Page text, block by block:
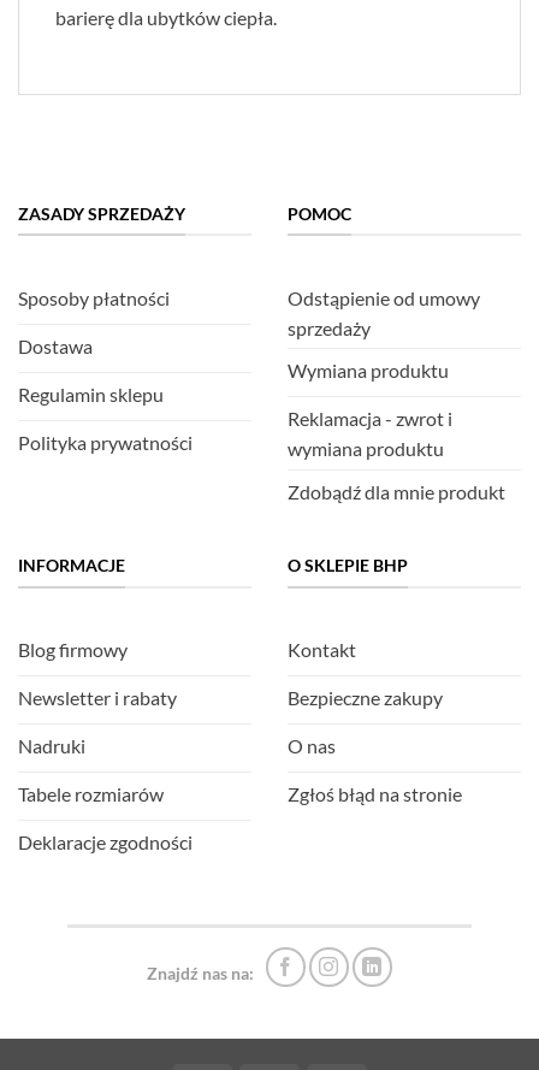
barierę dla ubytków ciepła.
ZASADY SPRZEDAŻY
Sposoby płatności
Dostawa
Regulamin sklepu
Polityka prywatności
POMOC
Odstąpienie od umowy
sprzedaży
Wymiana produktu
Reklamacja - zwrot i
wymiana produktu
Zdobądź dla mnie produkt
INFORMACJE
Blog firmowy
Newsletter i rabaty
Nadruki
Tabele rozmiarów
Deklaracje zgodności
O SKLEPIE BHP
Kontakt
Bezpieczne zakupy
O nas
Zgłoś błąd na stronie
Znajdź nas na: